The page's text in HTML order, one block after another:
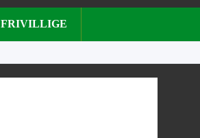
FRIVILLIGE